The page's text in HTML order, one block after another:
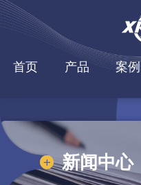
首页 产品 案例
新闻中心